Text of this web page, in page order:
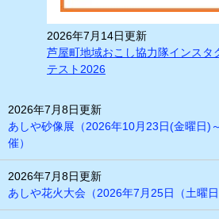
2026年7月14日更新
芦屋町地域おこし協力隊インスタ
テスト2026
2026年7月8日更新
あしや砂像展（2026年10月23日(金曜日)
催）
2026年7月8日更新
あしや花火大会（2026年7月25日（土曜日